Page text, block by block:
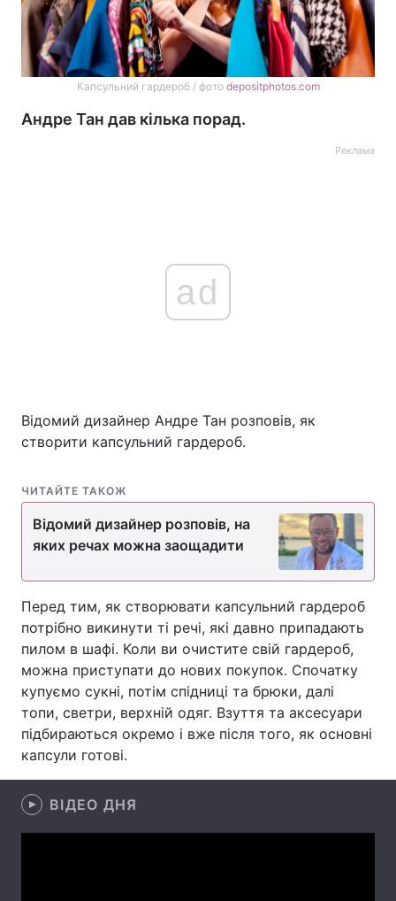
Економіка Світ
Техно і зв'язок Лайт
Зброя Інциденти
Здоров'я Туризм
Цікавинки
Екологія Регіони
Капсульний гардероб / фото depositphotos.com
Андре Тан дав кілька порад.
Реклама
ad
Відомий дизайнер Андре Тан розповів, як
створити капсульний гардероб.
ЧИТАЙТЕ ТАКОЖ
Відомий дизайнер розповів, на
яких речах можна заощадити
Перед тим, як створювати капсульний гардероб
потрібно викинути ті речі, які давно припадають
пилом в шафі. Коли ви очистите свій гардероб,
можна приступати до нових покупок. Спочатку
купуємо сукні, потім спідниці та брюки, далі
топи, светри, верхній одяг. Взуття та аксесуари
підбираються окремо і вже після того, як основні
капсули готові.
ВІДЕО ДНЯ